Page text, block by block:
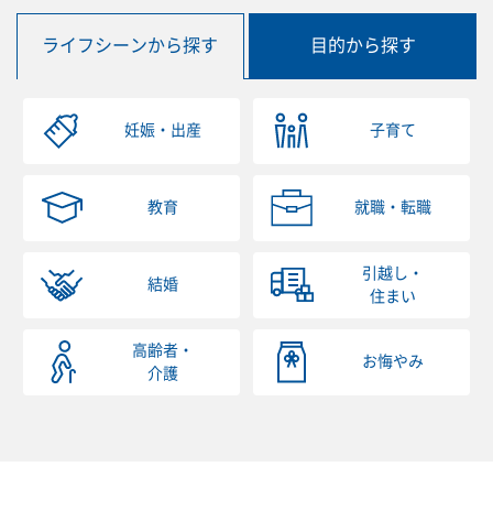
ライフシーンから探す 目的から探す
妊娠・出産 子育て
教育 就職・転職
結婚
引越し・
住まい
高齢者・
介護
お悔やみ